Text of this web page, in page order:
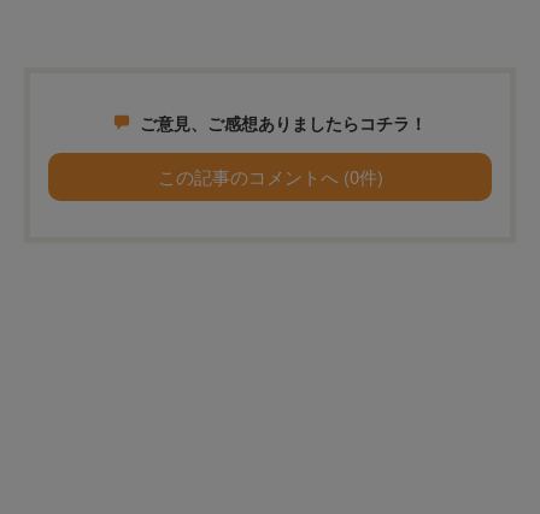
ご意見、ご感想ありましたらコチラ！
この記事のコメントへ (0件)